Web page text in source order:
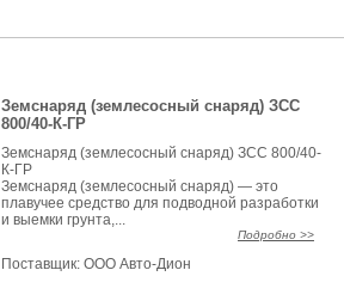
Земснаряд (землесосный снаряд) ЗСС
800/40-К-ГР
Земснаряд (землесосный снаряд) ЗСС 800/40-
К-ГР
Земснаряд (землесосный снаряд) — это
плавучее средство для подводной разработки
и выемки грунта,...
Подробно >>
Поставщик:ООО Авто-Дион